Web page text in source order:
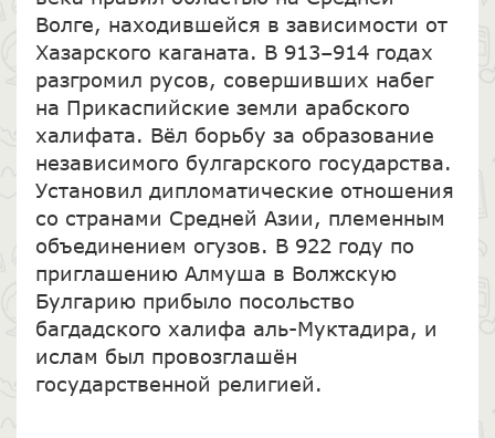
Волге, находившейся в зависимости от
Хазарского каганата. В 913–914 годах
разгромил русов, совершивших набег
на Прикаспийские земли арабского
халифата. Вёл борьбу за образование
независимого булгарского государства.
Установил дипломатические отношения
со странами Средней Азии, племенным
объединением огузов. В 922 году по
приглашению Алмуша в Волжскую
Булгарию прибыло посольство
багдадского халифа аль-Муктадира, и
ислам был провозглашён
государственной религией.